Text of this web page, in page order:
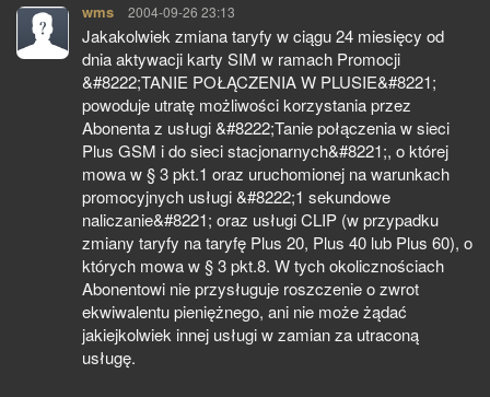
wms pisze:
2004-09-26 23:13
Jakakolwiek zmiana taryfy w ciągu 24 miesięcy od
dnia aktywacji karty SIM w ramach Promocji
&#8222;TANIE POŁĄCZENIA W PLUSIE&#8221;
powoduje utratę możliwości korzystania przez
Abonenta z usługi &#8222;Tanie połączenia w sieci
Plus GSM i do sieci stacjonarnych&#8221;, o której
mowa w § 3 pkt.1 oraz uruchomionej na warunkach
promocyjnych usługi &#8222;1 sekundowe
naliczanie&#8221; oraz usługi CLIP (w przypadku
zmiany taryfy na taryfę Plus 20, Plus 40 lub Plus 60), o
których mowa w § 3 pkt.8. W tych okolicznościach
Abonentowi nie przysługuje roszczenie o zwrot
ekwiwalentu pieniężnego, ani nie może żądać
jakiejkolwiek innej usługi w zamian za utraconą
usługę.